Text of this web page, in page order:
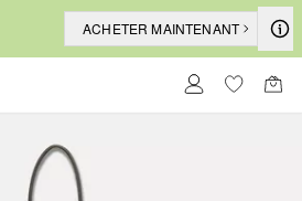
ACHETER MAINTENANT